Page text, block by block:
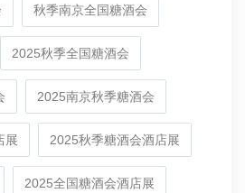
秋季南京全国糖酒会
2025秋季全国糖酒会
2025南京秋季糖酒会
展 2025秋季糖酒会酒店展
2025全国糖酒会酒店展